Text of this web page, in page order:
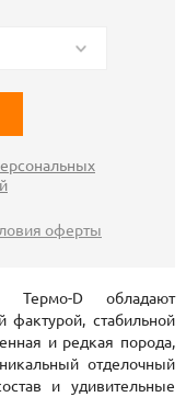
оферты
Термо-D обладают
фактурой, стабильной
и редкая порода,
отделочный
и удивительные